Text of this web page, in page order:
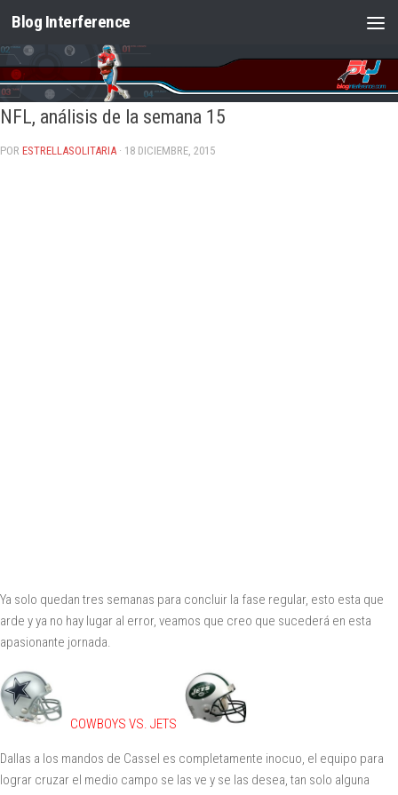
Saltar al contenido
Blog Interference
NFL, análisis de la semana 15
POR ESTRELLASOLITARIA · 18 DICIEMBRE, 2015
Ya solo quedan tres semanas para concluir la fase regular, esto esta que
arde y ya no hay lugar al error, veamos que creo que sucederá en esta
apasionante jornada.
COWBOYS VS. JETS
Dallas a los mandos de Cassel es completamente inocuo, el equipo para
lograr cruzar el medio campo se las ve y se las desea, tan solo alguna